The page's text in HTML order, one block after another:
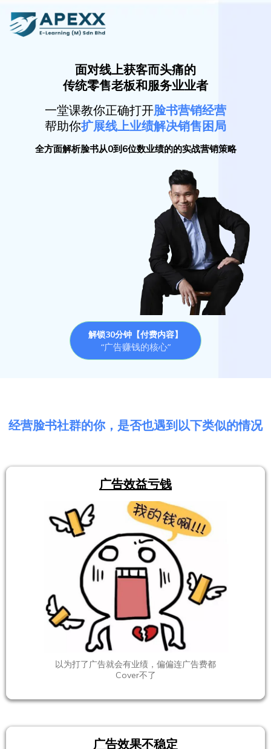
面对线上获客而头痛的
传统零售老板和服务业业者
一堂课教你正确打开脸书营销经营
帮助你扩展线上业绩解决销售困局
全方面解析脸书从0到6位数业绩的的实战营销策略
解锁30分钟【付费内容】
“广告赚钱的核心”
经营脸书社群的你，是否也遇到以下类似的情况
广告效益亏钱
以为打了广告就会有业绩，偏偏连广告费都
Cover不了
广告效果不稳定